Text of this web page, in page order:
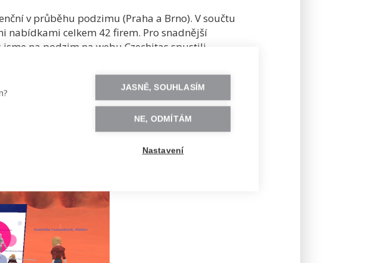
v průběhu podzimu (Praha a Brno). V součtu
nabídkami celkem 42 firem. Pro snadnější
na podzim na webu Czechitas spustili
JASNĚ, SOUHLASÍM
NE, ODMÍTÁM
Nastavení